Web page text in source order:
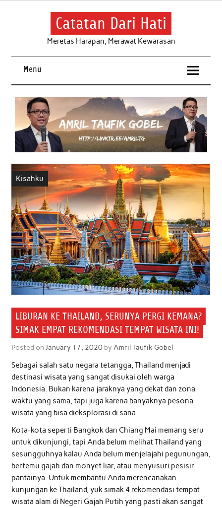
Skip
Catatan Dari Hati
Meretas Harapan, Merawat Kewarasan
Menu
Kisahku
LIBURAN KE THAILAND, SERUNYA PERGI KEMANA?
SIMAK EMPAT REKOMENDASI TEMPAT WISATA INI!
Posted on January 17, 2020by Amril Taufik Gobel
Sebagai salah satu negara tetangga, Thailand menjadi
destinasi wisata yang sangat disukai oleh warga
Indonesia. Bukan karena jaraknya yang dekat dan zona
waktu yang sama, tapi juga karena banyaknya pesona
wisata yang bisa dieksplorasi di sana.
Kota-kota seperti Bangkok dan Chiang Mai memang seru
untuk dikunjungi, tapi Anda belum melihat Thailand yang
sesungguhnya kalau Anda belum menjelajahi pegunungan,
bertemu gajah dan monyet liar, atau menyusuri pesisir
pantainya. Untuk membantu Anda merencanakan
kunjungan ke Thailand, yuk simak 4 rekomendasi tempat
wisata alam di Negeri Gajah Putih yang pasti akan sangat